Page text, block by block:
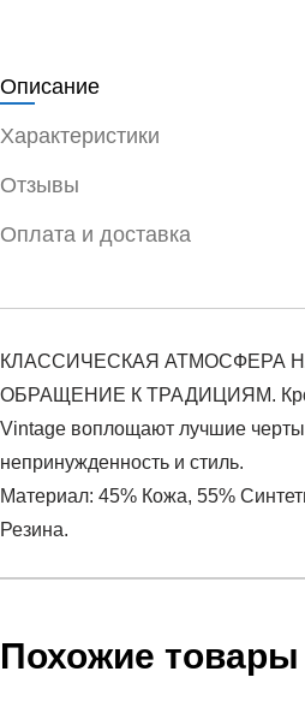
Описание
Характеристики
Отзывы
Оплата и доставка
КЛАССИЧЕСКАЯ АТМОСФЕРА
ОБРАЩЕНИЕ К ТРАДИЦИЯМ.
Vintage воплощают лучшие черты
непринужденность и стиль.
Материал: 45% Кожа, 55%
Резина.
Пол:мужской
Инструкция по оплате есть в
Похожие товары